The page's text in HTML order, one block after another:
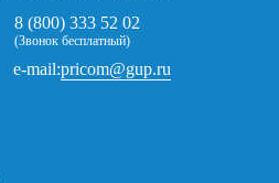
8 (800) 333 52 02
(Звонок бесплатный)
e-mail:pricom@gup.ru